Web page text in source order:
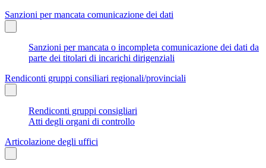
Sanzioni per mancata comunicazione dei dati
Sanzioni per mancata o incompleta comunicazione dei dati da
parte dei titolari di incarichi dirigenziali
Rendiconti gruppi consiliari regionali/provinciali
Rendiconti gruppi consigliari
Atti degli organi di controllo
Articolazione degli uffici